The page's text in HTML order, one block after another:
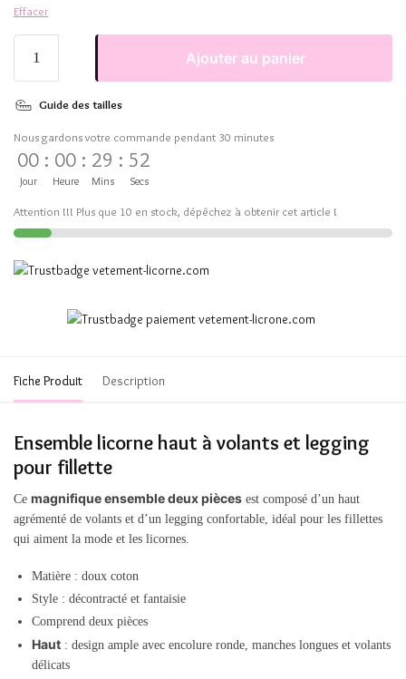
Effacer
Ajouter au panier
Guide des tailles
Nous gardons votre commande pendant 30 minutes
00
Jour
: 00
Heure
: 29
Mins
: 51
Secs
Attention !!! Plus que 10 en stock, dépêchez à obtenir cet article !
Fiche Produit Description
Ensemble licorne haut à volants et legging
pour fillette
Ce magnifique ensemble deux pièces est composé d’un haut
agrémenté de volants et d’un legging confortable, idéal pour les fillettes
qui aiment la mode et les licornes.
Matière : doux coton
Style : décontracté et fantaisie
Comprend deux pièces
Haut : design ample avec encolure ronde, manches longues et volants
délicats